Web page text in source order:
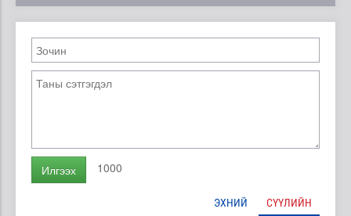
Илгээх 1000
ЭХНИЙ СҮҮЛИЙН